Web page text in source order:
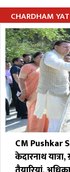
CHARDHAM
CM Pushkar
केदारनाथ